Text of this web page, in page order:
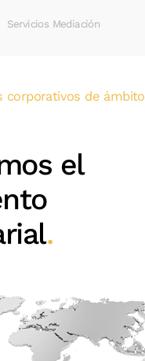
Servicios Mediación
corporativos de ámbito
el
.